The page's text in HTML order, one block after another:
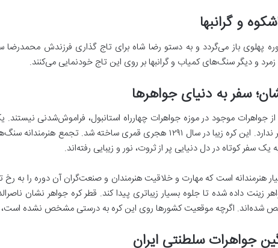
پهلوی باز می‌گردد و به دستو رضا شاه برای تاج گذاری فرزندش محمدرضا
زمرد و دیگر سنگ‌های کمیاب و گرانبها بر روی این تاج خودنمایی می‌کنند.
از جواهرات موجود در موزه جواهرات چهارراه استانبول، فراموش‌شدنی نیستند.
شاه است که در دنیا نظیر ندارد. این کره زیبا در سال ۱۲۹۱ هجری
سفر کوتاه در دل دنیایی پر از ثروت، نور و زیبایی رفته‌اند.
اگرچه موقعیت کشورها روی این کره به درستی مشخص نشده است،